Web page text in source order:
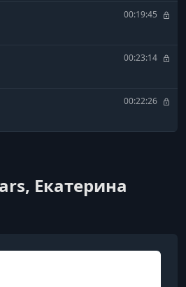
00:19:45
00:23:14
00:22:26
Екатерина